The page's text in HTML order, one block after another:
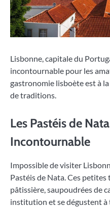
Lisbonne, capitale du
incontournable pour les
gastronomie lisboète est à
de traditions.
Les Pastéis de
Incontournable
Impossible de visiter
Pastéis de Nata. Ces
pâtissière, saupoudrées de
institution et se dégustent à